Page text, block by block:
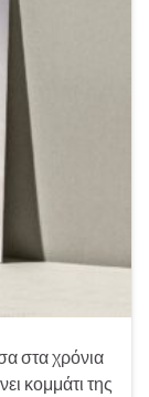
στα χρόνια
κομμάτι της